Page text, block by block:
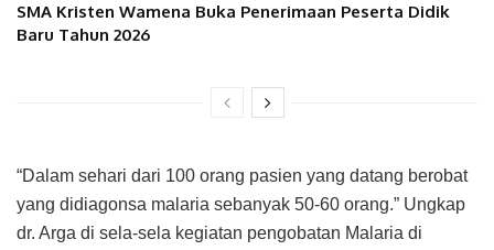
SMA Kristen Wamena Buka Penerimaan Peserta Didik
Baru Tahun 2026
“Dalam sehari dari 100 orang pasien yang datang berobat
yang didiagonsa malaria sebanyak 50-60 orang.” Ungkap
dr. Arga di sela-sela kegiatan pengobatan Malaria di